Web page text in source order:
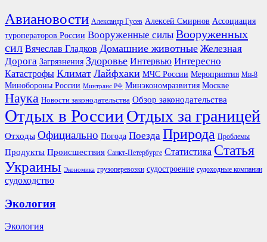
Авиановости Александр Гусев Алексей Смирнов Ассоциация
туроператоров России Вооруженные силы Вооруженных
сил Вячеслав Гладков Домашние животные Железная
Дорога Загрязнения Здоровье Интервью Интересно
Катастрофы Климат Лайфхаки МЧС России Мероприятия Ми-8
Минобороны России Минтранс РФ Минэкономразвития Москве
Наука Новости законодательства Обзор законодательства
Отдых в РоссииОтдых за границей
Отходы Официально Погода Поезда Природа Проблемы
Продукты Происшествия Санкт-Петербурге Статистика Статья
Украины Экономика грузоперевозки судостроение судоходные компании
судоходство
Экология
Экология